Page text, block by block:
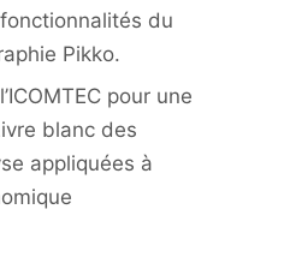
du
Pikko.
pour une
blanc des
appliquées à